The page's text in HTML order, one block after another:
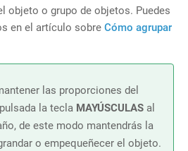
objeto o grupo de objetos. Puedes
en el artículo sobre Cómo agrupar
las proporciones del
la tecla MAYÚSCULAS al
de este modo mantendrás la
o empequeñecer el objeto.